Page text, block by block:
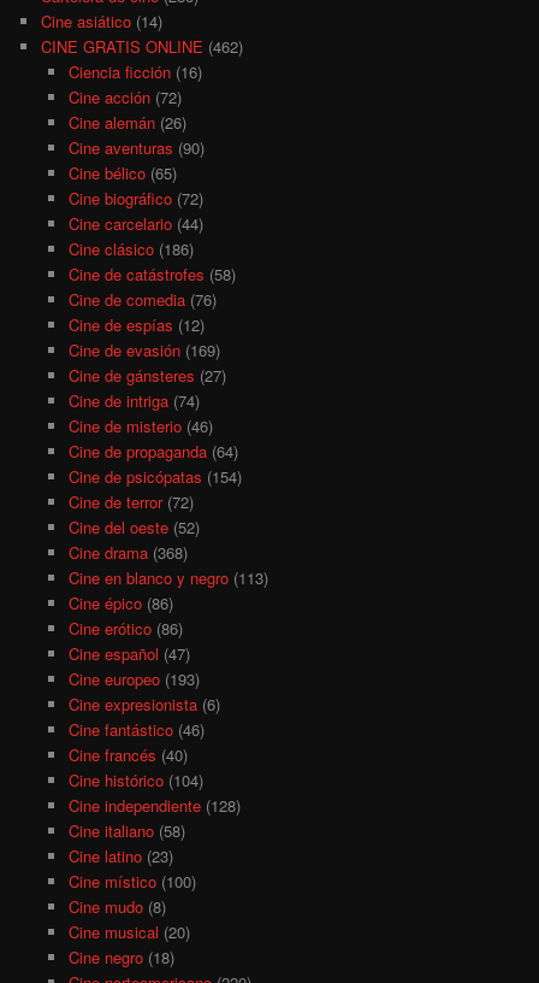
Cine asiático (14)
CINE GRATIS ONLINE (462)
Ciencia ficción(16)
Cine acción(72)
Cine alemán(26)
Cine aventuras (90)
Cine bélico(65)
Cine biográfico(72)
Cine carcelario(44)
Cine clásico(186)
Cine de catástrofes (58)
Cine de comedia(76)
Cine de espías (12)
Cine de evasión(169)
Cine de gánsteres (27)
Cine de intriga(74)
Cine de misterio(46)
Cine de propaganda(64)
Cine de psicópatas (154)
Cine de terror(72)
Cine del oeste(52)
Cine drama(368)
Cine en blanco y negro(113)
Cine épico(86)
Cine erótico(86)
Cine español (47)
Cine europeo(193)
Cine expresionista(6)
Cine fantástico(46)
Cine francés (40)
Cine histórico(104)
Cine independiente(128)
Cine italiano(58)
Cine latino(23)
Cine místico(100)
Cine mudo(8)
Cine musical (20)
Cine negro(18)